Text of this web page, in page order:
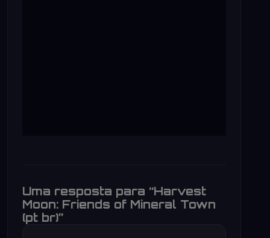
Uma resposta para “Harvest
Moon: Friends of Mineral Town
(pt br)”